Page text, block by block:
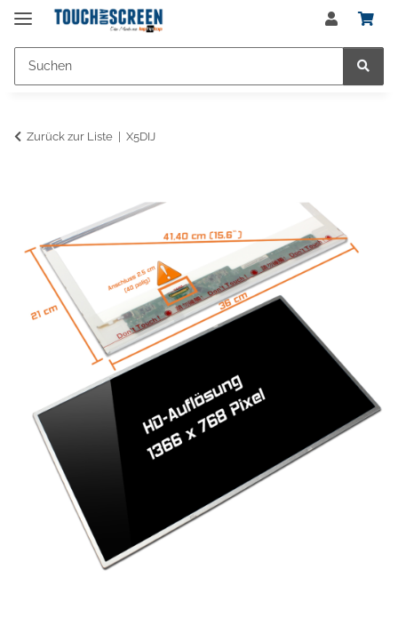
Zurück zur Liste X5DIJ